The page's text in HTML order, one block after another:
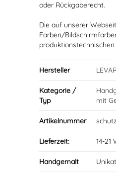
oder Rückgaberecht.
Die auf unserer
Farben/
Hersteller
Kategorie /
Typ
mit
Artikelnummer
Lieferzeit: 14-21
Handgemalt Unikat